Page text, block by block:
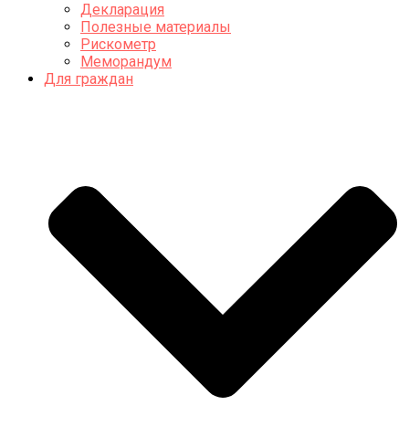
Декларация
Полезные материалы
Рискометр
Меморандум
Для граждан